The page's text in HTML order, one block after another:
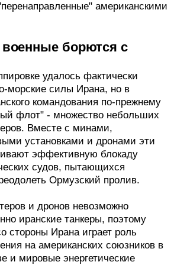
американскими
военные борются с
удалось фактически
морские силы Ирана, но в
командования по-прежнему
флот" - множество небольших
Вместе с минами,
установками и дронами эти
эффективную блокаду
судов, пытающихся
Ормузский пролив.
и дронов невозможно
иранские танкеры, поэтому
стороны Ирана играет роль
на американских союзников в
и мировые энергетические